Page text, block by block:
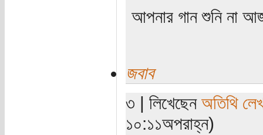
আপনার গান শুনি না
জবাব
৩ | লিখেছেন অতিথি
১০:১১অপরাহ্ন)